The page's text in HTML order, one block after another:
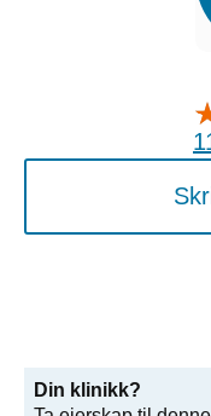
Din klinikk?